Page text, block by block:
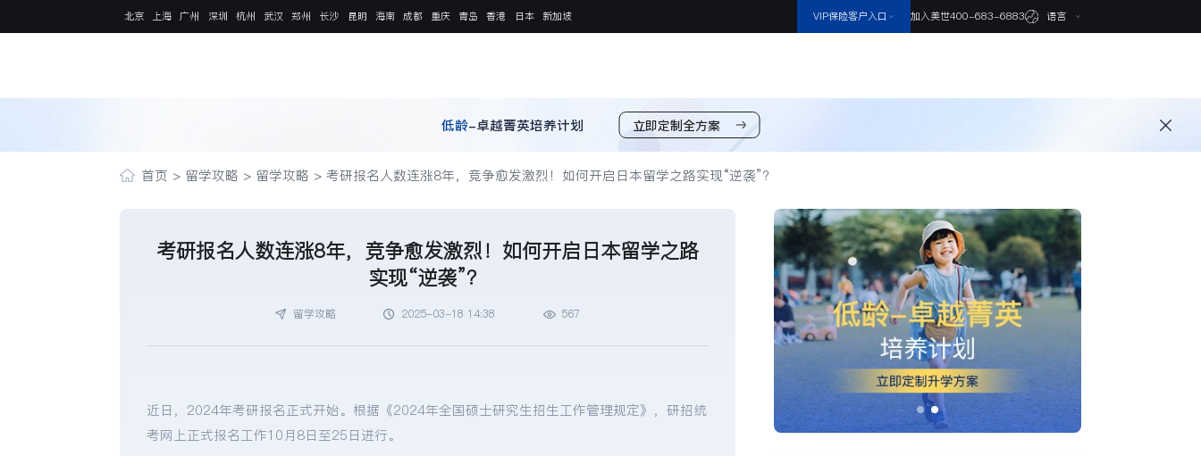
北京 上海 广州 深圳 杭州 武汉 郑州 长沙 昆明 海南 成都 重庆 青岛 香港 日本 新加坡 VIP保险客户入口 加入美世400-683-6883 语言
低龄-卓越菁英培养计划 立即定制全方案
首页 > 留学攻略 > 留学攻略 > 考研报名人数连涨8年，竞争愈发激烈！如何开启日本留学之路实现“逆袭”？
考研报名人数连涨8年，竞争愈发激烈！如何开启日本留学之路
实现“逆袭”？
留学攻略 2025-03-18 14:38 567
近日，2024年考研报名正式开始。根据《2024年全国硕士研究生招生工作管理规定》，研招统
考网上正式报名工作10月8日至25日进行。